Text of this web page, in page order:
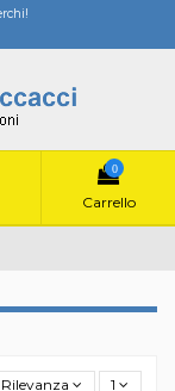
0
Carrello
Rilevanza 1